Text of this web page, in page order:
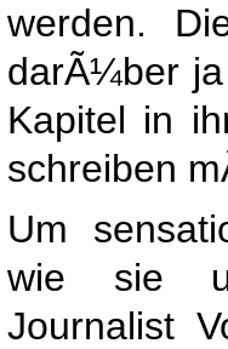
werden.
darÃ¼ber
Kapitel in
schreiben
Um
wie sie
Journalist